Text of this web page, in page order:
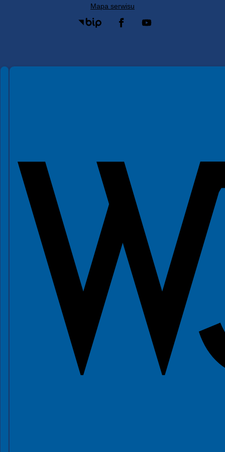
Mapa serwisu
Spełniamy standardy WCAG 2.2
Spełniamy standardy W3C